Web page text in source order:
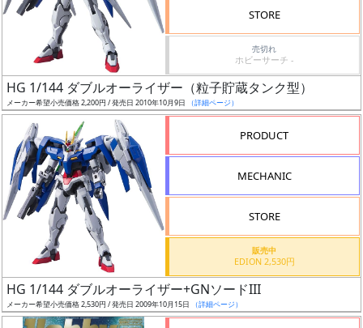
ス
ル
形
色
ー
ズ・
STORE
売切れ
ホビーサーチ -
HG 1/144 ダブルオーライザー（粒子貯蔵タンク型）
メーカー希望小売価格 2,200円 / 発売日 2010年10月9日 （詳細ページ）
PRODUCT
MECHANIC
STORE
販売中
EDION 2,530円
HG 1/144 ダブルオーライザー+GNソードIII
メーカー希望小売価格 2,530円 / 発売日 2009年10月15日 （詳細ページ）